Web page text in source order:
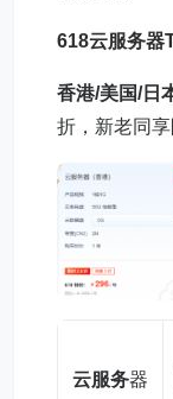
618云服务器
香港/美国/日
折，新老同
云服务器